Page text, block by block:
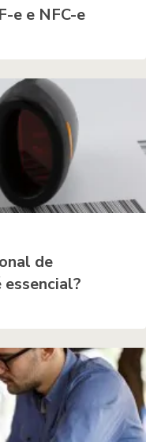
e e NFC-e
de